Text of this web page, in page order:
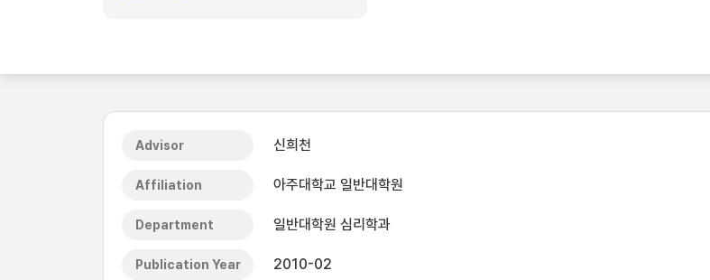
Advisor 신희천
Affiliation 아주대학교 일반대학원
Department 일반대학원 심리학과
Publication Year 2010-02